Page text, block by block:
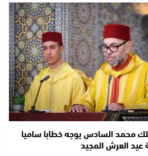
محمد السادس يوجه خطابا ساميا
عيد العرش المجيد